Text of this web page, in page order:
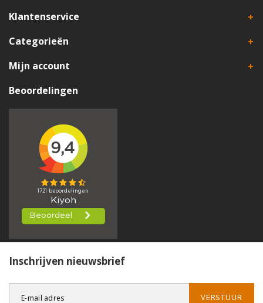
Klantenservice
Categorieën
Mijn account
Beoordelingen
Inschrijven nieuwsbrief
VERSTUUR